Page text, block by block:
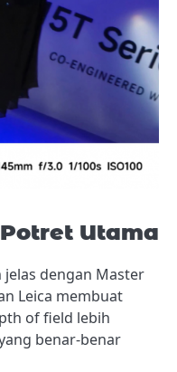
Utama
dengan Master
Leica membuat
of field lebih
benar-benar